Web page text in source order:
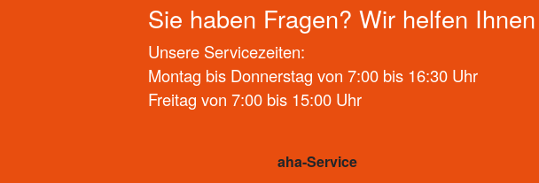
Sie haben Fragen? Wir helfen
Unsere Servicezeiten:
Montag bis Donnerstag von 7:00 bis 16:30 Uhr
Freitag von 7:00 bis 15:00 Uhr
aha-Service